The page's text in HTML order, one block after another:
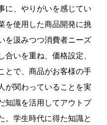
に、やりがいを感じてい
を使用した商品開発に挑
を汲みつつ消費者ニーズ
合いを重ね、価格設定、
とで、商品がお客様の手
が関わっていることを実
知識を活用してアウトプ
。学生時代に得た知識と